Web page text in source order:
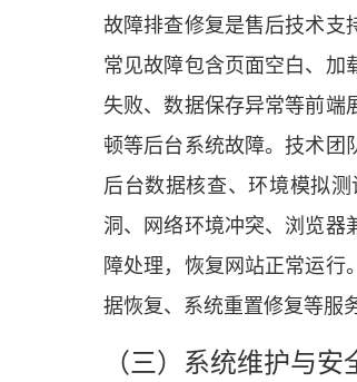
故障排查修复是售后技术支
常见故障包含页面空白、加
失败、数据保存异常等前端
顿等后台系统故障。技术团
后台数据核查、环境模拟
洞、网络环境冲突、浏览器
障处理，恢复网站正常运行
据恢复、系统重置修复等服
（三）系统维护与